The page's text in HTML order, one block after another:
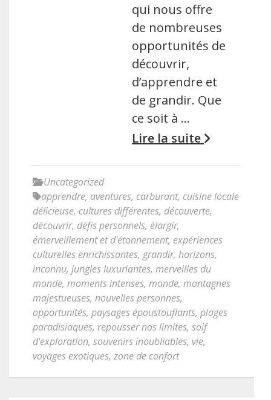
qui nous offre
de nombreuses
opportunités de
découvrir,
d’apprendre et
de grandir. Que
ce soit à …
Lire la suite
Uncategorized
apprendre, aventures, carburant, cuisine locale
délicieuse, cultures différentes, découverte,
découvrir, défis personnels, élargir,
émerveillement et d'étonnement, expériences
culturelles enrichissantes, grandir, horizons,
inconnu, jungles luxuriantes, merveilles du
monde, moments intenses, monde, montagnes
majestueuses, nouvelles personnes,
opportunités, paysages époustouflants, plages
paradisiaques, repousser nos limites, soif
d'exploration, souvenirs inoubliables, vie,
voyages exotiques, zone de confort